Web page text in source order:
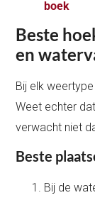
boek
Beste
en
Bij elk
Weet echter
verwacht niet
Beste
Bij de